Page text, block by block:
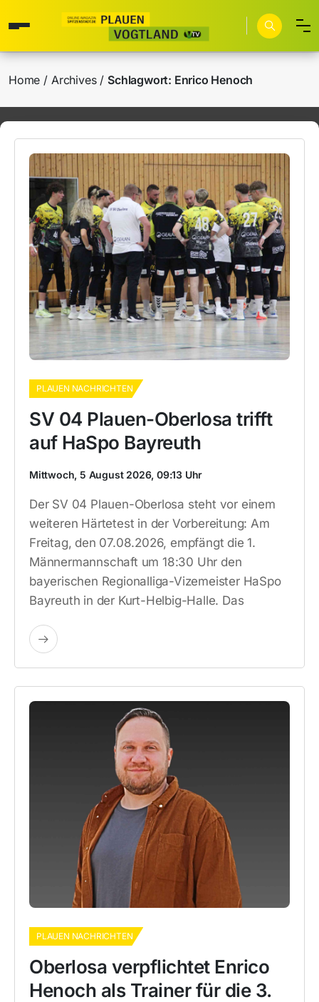
Home Archives Schlagwort: Enrico Henoch
PLAUEN NACHRICHTEN
SV 04 Plauen-Oberlosa trifft
auf HaSpo Bayreuth
Mittwoch, 5 August 2026, 09:13 Uhr
Der SV 04 Plauen-Oberlosa steht vor einem
weiteren Härtetest in der Vorbereitung: Am
Freitag, den 07.08.2026, empfängt die 1.
Männermannschaft um 18:30 Uhr den
bayerischen Regionalliga-Vizemeister HaSpo
Bayreuth in der Kurt-Helbig-Halle. Das
PLAUEN NACHRICHTEN
Oberlosa verpflichtet Enrico
Henoch als Trainer für die 3.